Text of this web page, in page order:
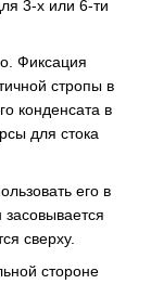
3-х или 6-ти
Фиксация
стропы в
конденсата в
для стока
его в
сверху.
стороне